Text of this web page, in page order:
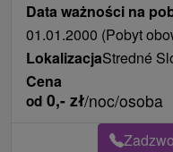
Data ważności na
01.01.2000 (Pobyt
LokalizacjaStredné
Cena
od 0,- zł/noc/osoba